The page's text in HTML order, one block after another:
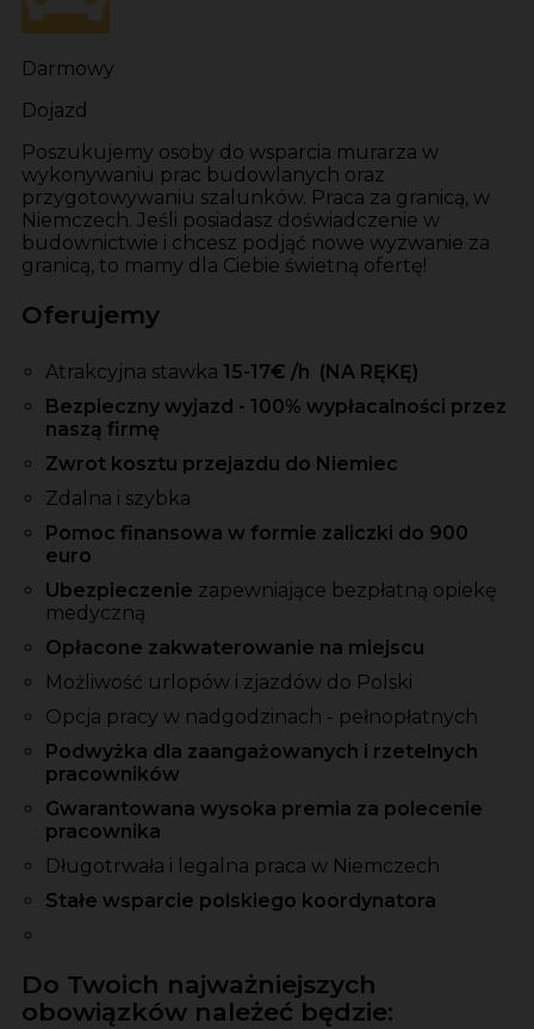
Darmowy
Dojazd
Poszukujemy osoby do wsparcia murarza w
wykonywaniu prac budowlanych oraz
przygotowywaniu szalunków. Praca za granicą, w
Niemczech. Jeśli posiadasz doświadczenie w
budownictwie i chcesz podjąć nowe wyzwanie za
granicą, to mamy dla Ciebie świetną ofertę!
Oferujemy
Atrakcyjna stawka 15-17€ /h (NA RĘKĘ)
Bezpieczny wyjazd - 100% wypłacalności przez
naszą firmę
Zwrot kosztu przejazdu do Niemiec
Zdalna i szybka
Pomoc finansowa w formie zaliczki do 900
euro
Ubezpieczenie zapewniające bezpłatną opiekę
medyczną
Opłacone zakwaterowanie na miejscu
Możliwość urlopów i zjazdów do Polski
Opcja pracy w nadgodzinach - pełnopłatnych
Podwyżka dla zaangażowanych i rzetelnych
pracowników
Gwarantowana wysoka premia za polecenie
pracownika
Długotrwała i legalna praca w Niemczech
Stałe wsparcie polskiego koordynatora
Do Twoich najważniejszych
obowiązków należeć będzie: